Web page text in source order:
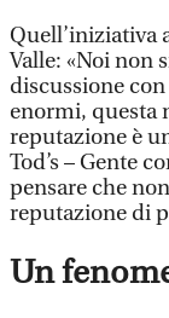
Quell’iniziativa
Valle: «Noi non
discussione
enormi, questa
reputazione è
Tod’s – Gente
pensare che
reputazione di
Un